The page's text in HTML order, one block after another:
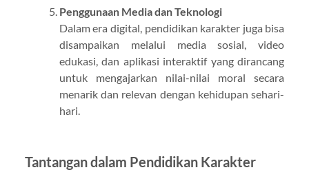
Penggunaan Media dan Teknologi
Dalam era digital, pendidikan karakter juga bisa
disampaikan melalui media sosial, video
edukasi, dan aplikasi interaktif yang dirancang
untuk mengajarkan nilai-nilai moral secara
menarik dan relevan dengan kehidupan sehari-
hari.
Tantangan dalam Pendidikan Karakter